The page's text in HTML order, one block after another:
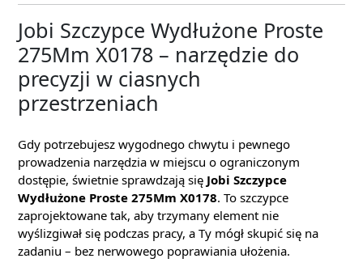
Jobi Szczypce Wydłużone Proste
275Mm X0178 – narzędzie do
precyzji w ciasnych
przestrzeniach
Gdy potrzebujesz wygodnego chwytu i pewnego
prowadzenia narzędzia w miejscu o ograniczonym
dostępie, świetnie sprawdzają się Jobi Szczypce
Wydłużone Proste 275Mm X0178. To szczypce
zaprojektowane tak, aby trzymany element nie
wyślizgiwał się podczas pracy, a Ty mógł skupić się na
zadaniu – bez nerwowego poprawiania ułożenia.